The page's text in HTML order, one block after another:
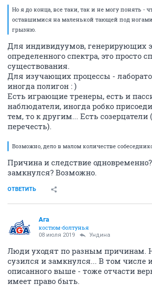
Но я до конца, все таки, так и не могу понять -
оставшимися на маленькой тающей под
грызню.
Для индивидуумов, генерирующих
определенного спектра, это просто
существования.
Для изучающих процессы -
иногда полигон : )
Есть играющие тренеры, есть и
наблюдатели, иногда робко
тем, то к другим... Есть
перечесть).
Возможно, дело в малом количестве
Причина и следствие
замкнулся? Возможно.
ОТВЕТИТЬ
Ага
костюм-болтунья
08 июля 2019 Ундинa
Люди уходят по разным причинам.
сузился и замкнулся... В том числе
описанного выше - тоже отчасти
имеет право быть.